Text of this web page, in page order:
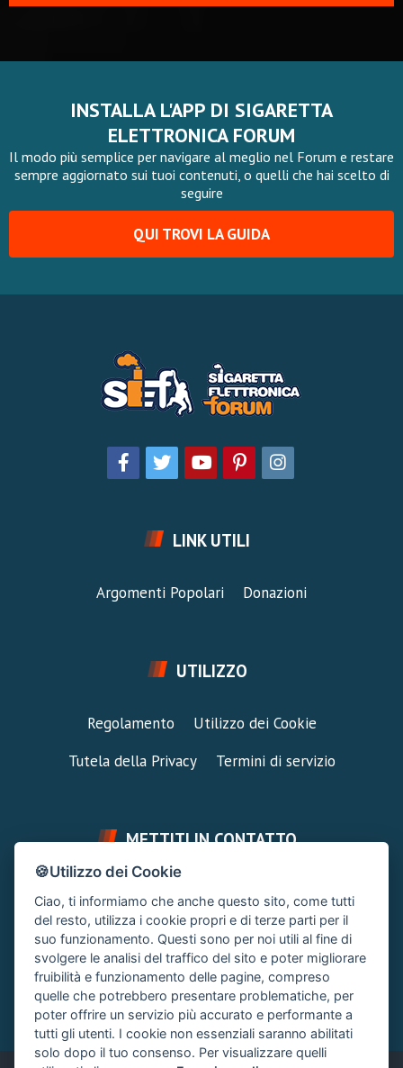
INSTALLA L'APP DI SIGARETTA
ELETTRONICA FORUM
Il modo più semplice per navigare al meglio nel Forum e restare
sempre aggiornato sui tuoi contenuti, o quelli che hai scelto di
seguire
QUI TROVI LA GUIDA
LINK UTILI
Argomenti Popolari Donazioni
UTILIZZO
Regolamento
Utilizzo dei Cookie
Tutela della Privacy
Termini di servizio
METTITI IN CONTATTO
FAI UNA DOMANDA
Chiedi un Consiglio
Area Ticket
CONTATTA L'AMMINISTRAZIONE
Clicca quì
🍪Utilizzo dei Cookie
Ciao, ti informiamo che anche questo sito, come tutti
del resto, utilizza i cookie propri e di terze parti per il
suo funzionamento. Questi sono per noi utili al fine di
svolgere le analisi del traffico del sito e poter migliorare
fruibilità e funzionamento delle pagine, compreso
quelle che potrebbero presentare problematiche, per
poter offrire un servizio più accurato e performante a
tutti gli utenti. I cookie non essenziali saranno abilitati
solo dopo il tuo consenso. Per visualizzare quelli